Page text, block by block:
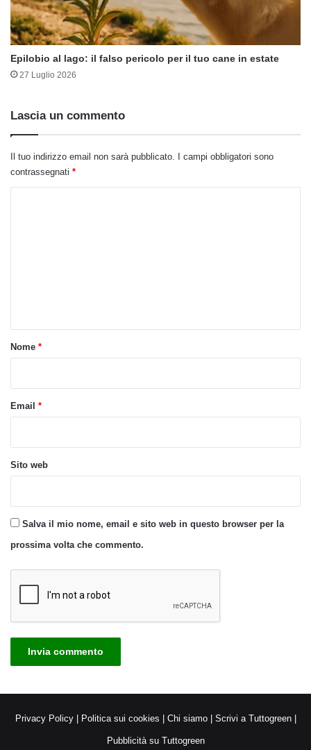
Epilobio al lago: il falso pericolo per il tuo cane in estate
27 Luglio 2026
Lascia un commento
Il tuo indirizzo email non sarà pubblicato.
I campi obbligatori sono
contrassegnati *
oNome *
Email *
Sito web
Salva il mio nome, email e sito web in questo browser per la
prossima volta che commento.
Privacy Policy| Politica sui cookies Chi siamo| Scrivi a Tuttogreen|
Pubblicità su Tuttogreen